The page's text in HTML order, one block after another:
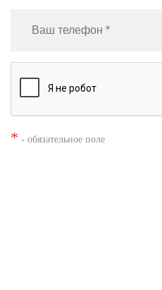
* - обязательное поле